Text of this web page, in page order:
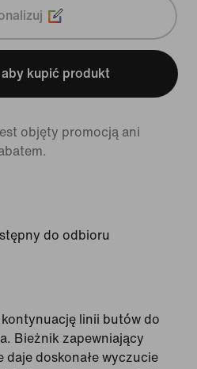
kupić produkt
objęty promocją ani
do odbioru
linii butów do
Bieżnik zapewniający
daje doskonałe wyczucie